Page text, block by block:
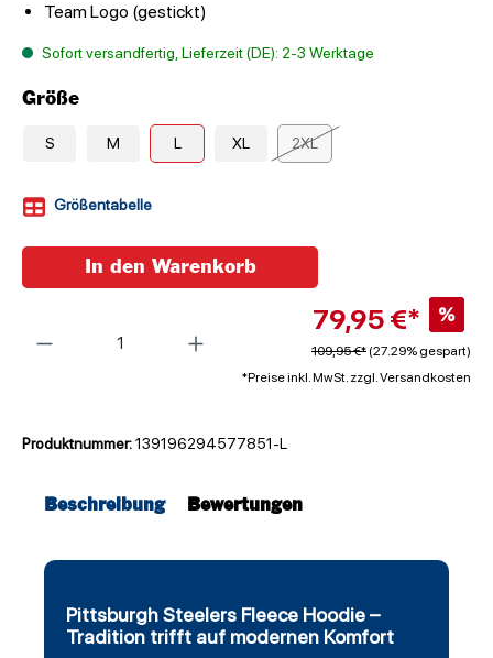
Team Logo (gestickt)
Sofort versandfertig, Lieferzeit (DE): 2-3 Werktage
Größe
S M L XL 2XL
Größentabelle
79,95 €* %
109,95 €* (27.29% gespart)
*Preise inkl. MwSt. zzgl. Versandkosten
In den Warenkorb
Produktnummer:139196294577851-L
Beschreibung Bewertungen
Pittsburgh Steelers Fleece Hoodie –
Tradition trifft auf modernen Komfort